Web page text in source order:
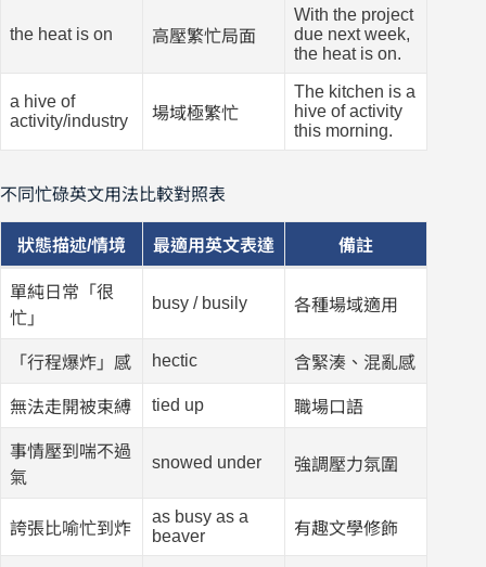
the heat is on 高壓繁忙局面
With the project
due next week,
the heat is on.
a hive of
activity/industry
場域極繁忙
The kitchen is a
hive of activity
this morning.
不同忙碌英文用法比較對照表
狀態描述/情境 最適用英文表達 備註
單純日常「很
忙」
busy / busily 各種場域適用
「行程爆炸」感 hectic 含緊湊、混亂感
無法走開被束縛 tied up 職場口語
事情壓到喘不過
氣
snowed under 強調壓力氛圍
誇張比喻忙到炸
as busy as a
beaver
有趣文學修飾